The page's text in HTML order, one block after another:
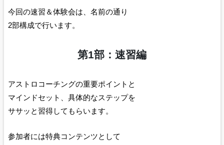
今回の速習＆体験会は、名前の通り
2部構成で行います。
第1部：速習編
アストロコーチングの重要ポイントと
マインドセット、具体的なステップを
ササッと習得してもらいます。
参加者には特典コンテンツとして